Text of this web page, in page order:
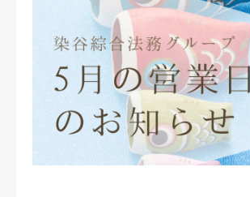
相続業務
遺言等業務
不動産登記業務
その他の業務